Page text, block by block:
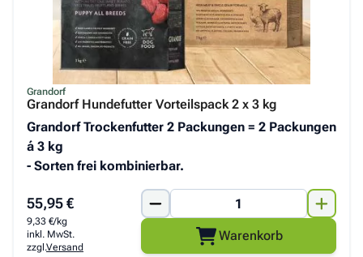
Grandorf
Grandorf Hundefutter Vorteilspack 2 x 3 kg
Grandorf Trockenfutter 2 Packungen = 2 Packungen
á 3 kg
- Sorten frei kombinierbar.
55,95 €
9,33 €/kg
inkl. MwSt.
zzgl.Versand
Warenkorb